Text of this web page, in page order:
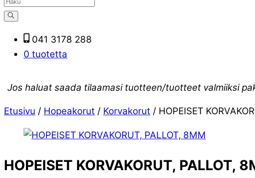
041 3178 288
0 tuotetta
Jos haluat saada tilaamasi tuotteen/tuotteet valmiiksi
Etusivu / Hopeakorut / Korvakorut / HOPEISET
HOPEISET KORVAKORUT, PALLOT,